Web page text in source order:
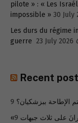
pilote » : « Les
impossible » 30 July
Les durs du régime
guerre 23 July 2026
Recent
الإطاحة ببزشكيان؟
على ثلاث جبهات